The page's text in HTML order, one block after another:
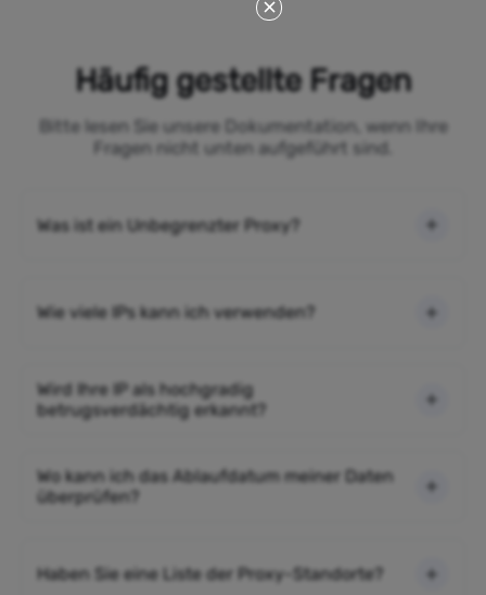
Häufig gestellte Fragen
Bitte lesen Sie unsere Dokumentation, wenn Ihre
Fragen nicht unten aufgeführt sind.
Was ist ein Unbegrenzter Proxy?
Wie viele IPs kann ich verwenden?
Wird Ihre IP als hochgradig
betrugsverdächtig erkannt?
Wo kann ich das Ablaufdatum meiner Daten
überprüfen?
Haben Sie eine Liste der Proxy-Standorte?